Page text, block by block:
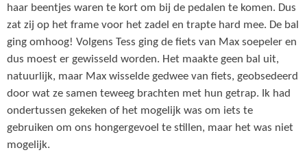
haar beentjes waren te kort om bij de pedalen te komen. Dus
zat zij op het frame voor het zadel en trapte hard mee. De bal
ging omhoog! Volgens Tess ging de fiets van Max soepeler en
dus moest er gewisseld worden. Het maakte geen bal uit,
natuurlijk, maar Max wisselde gedwee van fiets, geobsedeerd
door wat ze samen teweeg brachten met hun getrap. Ik had
ondertussen gekeken of het mogelijk was om iets te
gebruiken om ons hongergevoel te stillen, maar het was niet
mogelijk.